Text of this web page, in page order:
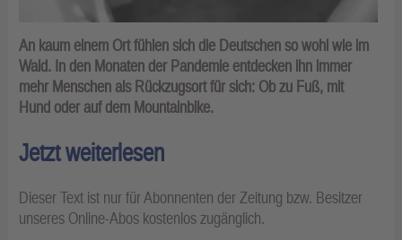
An kaum einem Ort fühlen sich die Deutschen so wohl wie im
Wald. In den Monaten der Pandemie entdecken ihn immer
mehr Menschen als Rückzugsort für sich: Ob zu Fuß, mit
Hund oder auf dem Mountainbike.
Jetzt weiterlesen
Dieser Text ist nur für Abonnenten der Zeitung bzw. Besitzer
unseres Online-Abos kostenlos zugänglich.